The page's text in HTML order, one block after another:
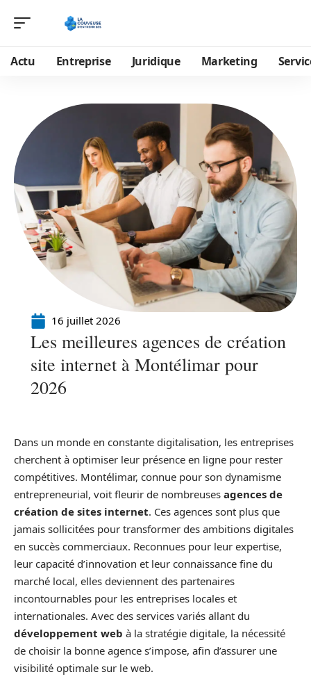
Actu Entreprise Juridique Marketing
16 juillet 2026
Les meilleures agences de création
site internet à Montélimar pour
2026
Dans un monde en constante digitalisation, les entreprises
cherchent à optimiser leur présence en ligne pour rester
compétitives. Montélimar, connue pour son dynamisme
entrepreneurial, voit fleurir de nombreuses agences de
création de sites internet. Ces agences sont plus que
jamais sollicitées pour transformer des ambitions digitales
en succès commerciaux. Reconnues pour leur expertise,
leur capacité d’innovation et leur connaissance fine du
marché local, elles deviennent des partenaires
incontournables pour les entreprises locales et
internationales. Avec des services variés allant du
développement web à la stratégie digitale, la nécessité
de choisir la bonne agence s’impose, afin d’assurer une
visibilité optimale sur le web.